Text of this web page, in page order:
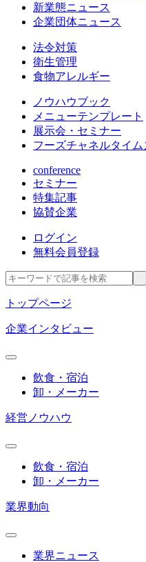
新業態ニュース
企業団体ニュース
法令対策
衛生管理
食物アレルギー
ノウハウブック
メニューテンプレート
展示会・セミナー
フーズチャネルタイム
conference
セミナー
特集記事
協賛企業
ログイン
無料会員登録
トップページ
企業インタビュー
飲食・宿泊
卸・メーカー
経営ノウハウ
飲食・宿泊
卸・メーカー
業界動向
業界ニュース